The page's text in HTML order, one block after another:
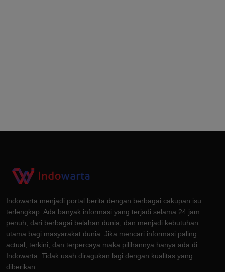
Indowarta menjadi portal berita dengan berbagai cakupan isu
terlengkap. Ada banyak informasi yang terjadi selama 24 jam
penuh, dari berbagai belahan dunia, dan menjadi kebutuhan
utama bagi masyarakat dunia. Jika mencari informasi paling
actual, terkini, dan terpercaya maka pilihannya hanya ada di
Indowarta. Tidak usah diragukan lagi dengan kualitas yang
diberikan.